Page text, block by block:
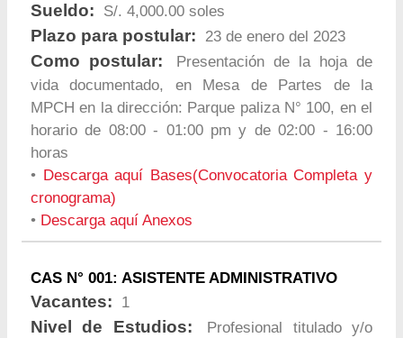
Sueldo: S/. 4,000.00 soles
Plazo para postular: 23 de enero del 2023
Como postular:
Presentación de la hoja de
vida documentado, en Mesa de Partes de la
MPCH en la dirección: Parque paliza N° 100, en el
horario de 08:00 - 01:00 pm y de 02:00 - 16:00
horas
•
Descarga aquí Bases(Convocatoria Completa y
cronograma)
• Descarga aquí Anexos
CAS N° 001: ASISTENTE ADMINISTRATIVO
Vacantes: 1
Nivel de Estudios:
Profesional titulado y/o